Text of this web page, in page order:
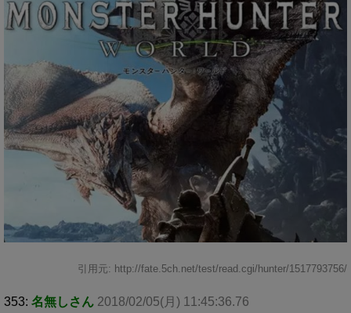
引用元: http://fate.5ch.net/test/read.cgi/hunter/1517793756/
353: 名無しさん 2018/02/05(月) 11:45:36.76